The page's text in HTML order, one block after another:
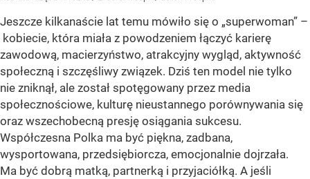
Jeszcze kilkanaście lat temu mówiło się o „superwoman” –
kobiecie, która miała z powodzeniem łączyć karierę
zawodową, macierzyństwo, atrakcyjny wygląd, aktywność
społeczną i szczęśliwy związek. Dziś ten model nie tylko
nie zniknął, ale został spotęgowany przez media
społecznościowe, kulturę nieustannego porównywania się
oraz wszechobecną presję osiągania sukcesu.
Współczesna Polka ma być piękna, zadbana,
wysportowana, przedsiębiorcza, emocjonalnie dojrzała.
Ma być dobrą matką, partnerką i przyjaciółką. A jeśli